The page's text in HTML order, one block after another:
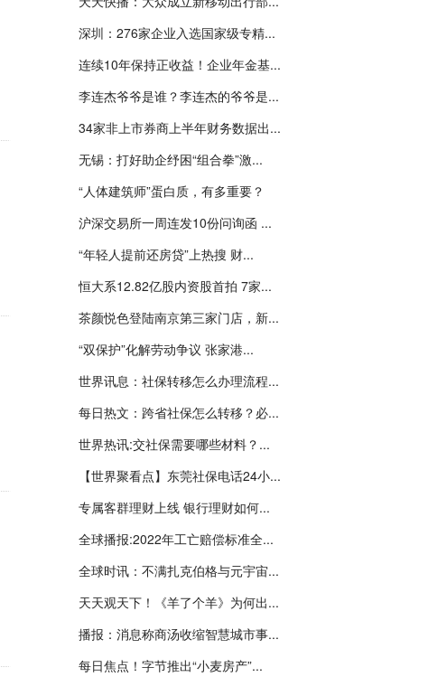
深圳：276家企业入选国家级专精...
连续10年保持正收益！企业年金基...
李连杰爷爷是谁？李连杰的爷爷是...
34家非上市券商上半年财务数据出...
无锡：打好助企纾困“组合拳”激...
“人体建筑师”蛋白质，有多重要？
沪深交易所一周连发10份问询函 ...
“年轻人提前还房贷”上热搜 财...
恒大系12.82亿股内资股首拍 7家...
茶颜悦色登陆南京第三家门店，新...
“双保护”化解劳动争议 张家港...
世界讯息：社保转移怎么办理流程...
每日热文：跨省社保怎么转移？必...
世界热讯:交社保需要哪些材料？...
【世界聚看点】东莞社保电话24小...
专属客群理财上线 银行理财如何...
全球播报:2022年工亡赔偿标准全...
全球时讯：不满扎克伯格与元宇宙...
天天观天下！《羊了个羊》为何出...
播报：消息称商汤收缩智慧城市事...
每日焦点！字节推出“小麦房产”...